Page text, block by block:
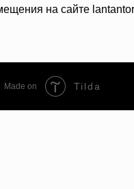
на сайте
Made on Tilda